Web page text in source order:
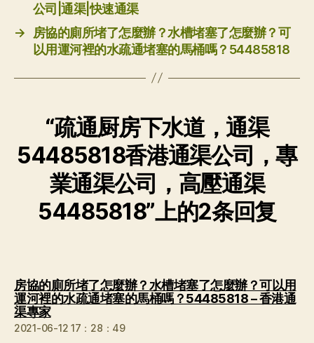
公司|通渠|快速通渠
→
房協的廁所堵了怎麼辦？水槽堵塞了怎麼辦？可
以用運河裡的水疏通堵塞的馬桶嗎？54485818
“疏通厨房下水道，通渠
54485818香港通渠公司，專
業通渠公司，高壓通渠
54485818”上的2条回复
房協的廁所堵了怎麼辦？水槽堵塞了怎麼辦？可以用
運河裡的水疏通堵塞的馬桶嗎？54485818 – 香港通
渠專家说：
2021-06-12 17：28：49